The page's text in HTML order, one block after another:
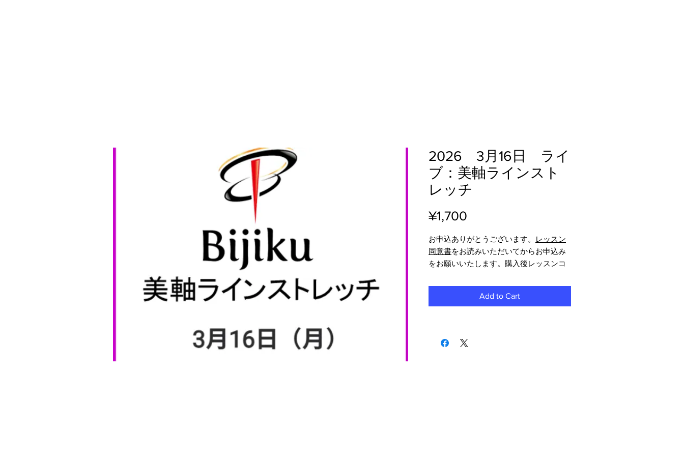
2026 3月16日 ライ
ブ：美軸ラインスト
レッチ
¥1,700
お申込ありがとうございます。
レッスン
同意書をお読みいただいてからお申込み
をお願いいたします。購入後レッスンコ
い。
Add to Cart